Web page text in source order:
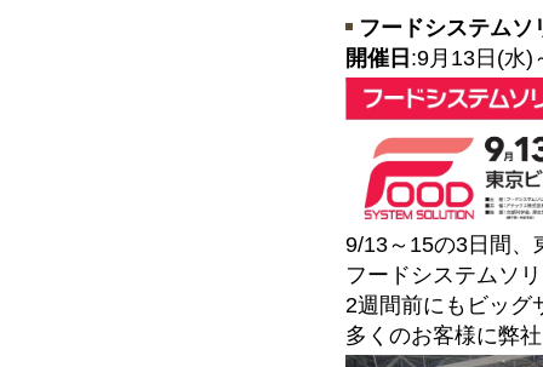
フードシステムソ
開催日:9月13日(水
9/13～15の3日間、
フードシステムソ
2週間前にもビッグ
多くのお客様に弊